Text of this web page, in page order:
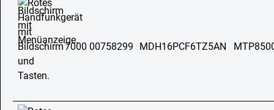
7000 00758299 MDH16PCF6TZ5AN